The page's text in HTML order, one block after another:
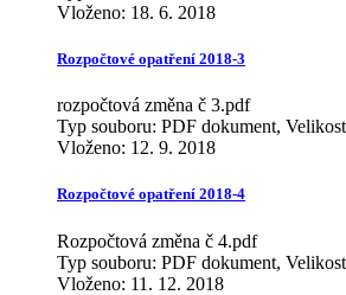
Vloženo: 18. 6. 2018
Rozpočtové opatření 2018-3
rozpočtová změna č 3.pdf
Typ souboru: PDF dokument,
Vloženo: 12. 9. 2018
Rozpočtové opatření 2018-4
Rozpočtová změna č 4.pdf
Typ souboru: PDF dokument,
Vloženo: 11. 12. 2018